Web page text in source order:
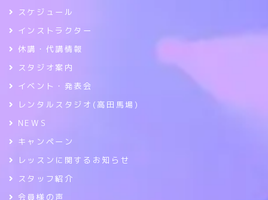
スケジュール
インストラクター
休講・代講情報
スタジオ案内
イベント・発表会
レンタルスタジオ(高田馬場)
NEWS
キャンペーン
レッスンに関するお知らせ
スタッフ紹介
会員様の声